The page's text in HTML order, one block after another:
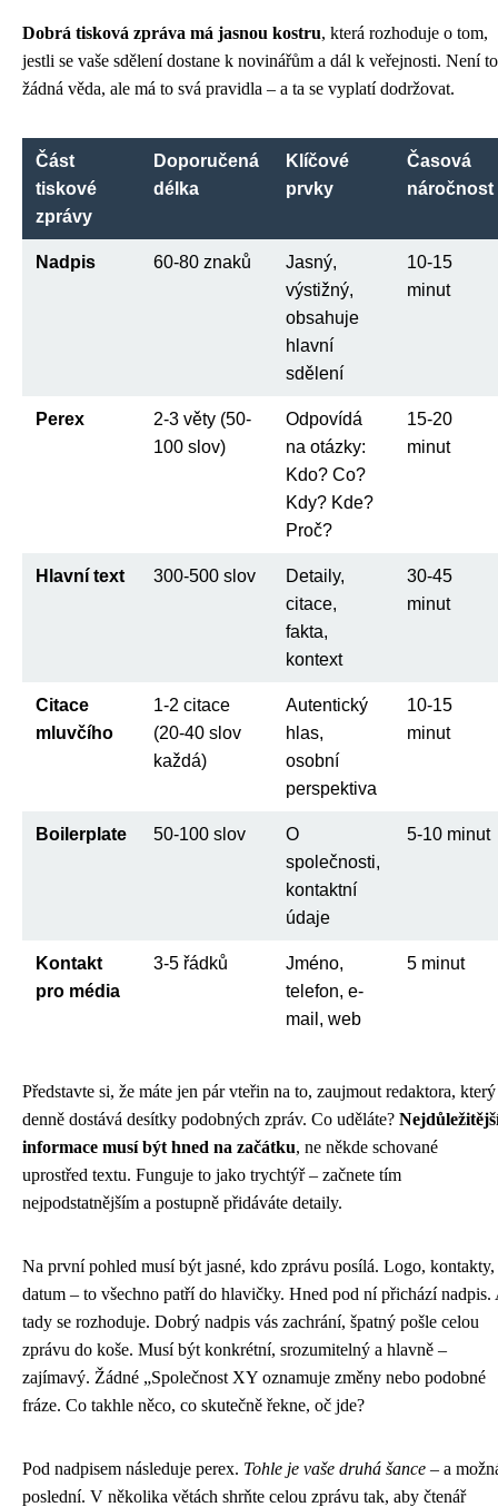
Dobrá tisková zpráva má jasnou kostru, která rozhoduje o tom,
jestli se vaše sdělení dostane k novinářům a dál k veřejnosti. Není to
žádná věda, ale má to svá pravidla – a ta se vyplatí dodržovat.
Část
tiskové
zprávy
Doporučená
délka
Klíčové
prvky
Časová
náročnost
Nadpis 60-80 znaků
Jasný,
výstižný,
obsahuje
hlavní
sdělení
10-15
minut
Perex
2-3 věty (50-
100 slov)
Odpovídá
na otázky:
Kdo? Co?
Kdy? Kde?
Proč?
15-20
minut
Hlavní text 300-500 slov
Detaily,
citace,
fakta,
kontext
30-45
minut
Citace
mluvčího
1-2 citace
(20-40 slov
každá)
Autentický
hlas,
osobní
perspektiva
10-15
minut
Boilerplate 50-100 slov
O
společnosti,
kontaktní
údaje
5-10 minut
Kontakt
pro média
3-5 řádků
Jméno,
telefon, e-
mail, web
5 minut
Představte si, že máte jen pár vteřin na to, zaujmout redaktora, který
denně dostává desítky podobných zpráv. Co uděláte?
informace musí být hned na začátku, ne někde schované
uprostřed textu. Funguje to jako trychtýř – začnete tím
nejpodstatnějším a postupně přidáváte detaily.
Na první pohled musí být jasné, kdo zprávu posílá. Logo, kontakty,
datum – to všechno patří do hlavičky. Hned pod ní přichází nadpis.
tady se rozhoduje. Dobrý nadpis vás zachrání, špatný pošle celou
zprávu do koše. Musí být konkrétní, srozumitelný a hlavně –
zajímavý. Žádné „Společnost XY oznamuje změny nebo podobné
fráze. Co takhle něco, co skutečně řekne, oč jde?
Pod nadpisem následuje perex. Tohle je vaše druhá šance – a
poslední. V několika větách shrňte celou zprávu tak, aby čtenář